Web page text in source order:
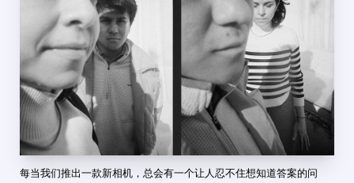
每当我们推出一款新相机，总会有一个让人忍不住想知道答案的问